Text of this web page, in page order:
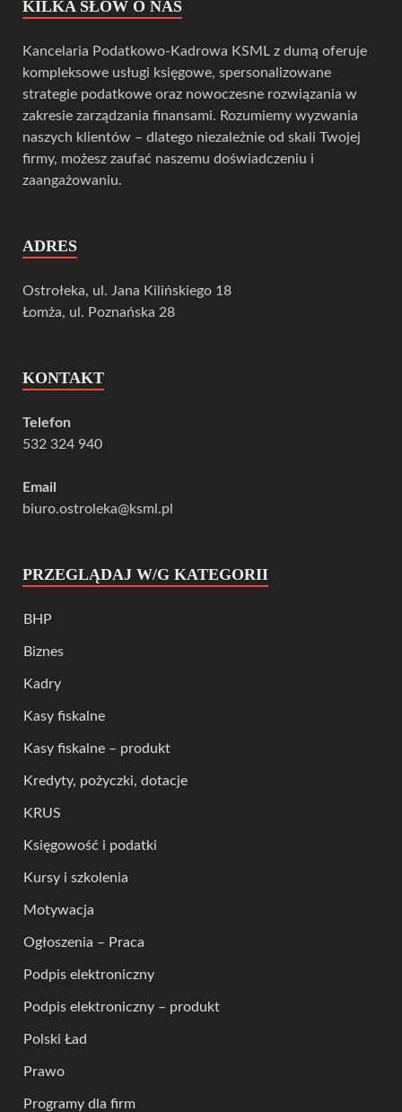
KILKA SŁÓW O NAS
Kancelaria Podatkowo-Kadrowa KSML z dumą oferuje
kompleksowe usługi księgowe, spersonalizowane
strategie podatkowe oraz nowoczesne rozwiązania w
zakresie zarządzania finansami. Rozumiemy wyzwania
naszych klientów – dlatego niezależnie od skali Twojej
firmy, możesz zaufać naszemu doświadczeniu i
zaangażowaniu.
ADRES
Ostrołeka, ul. Jana Kilińskiego 18
Łomża, ul. Poznańska 28
KONTAKT
Telefon
532 324 940
Email
biuro.ostroleka@ksml.pl
PRZEGLĄDAJ W/G KATEGORII
BHP
Biznes
Kadry
Kasy fiskalne
Kasy fiskalne – produkt
Kredyty, pożyczki, dotacje
KRUS
Księgowość i podatki
Kursy i szkolenia
Motywacja
Ogłoszenia – Praca
Podpis elektroniczny
Podpis elektroniczny – produkt
Polski Ład
Prawo
Programy dla firm